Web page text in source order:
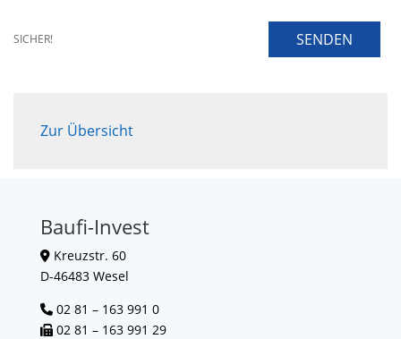
SICHER! SENDEN
Zur Übersicht
Baufi-Invest
Kreuzstr. 60
D-46483 Wesel
02 81 – 163 991 0
02 81 – 163 991 29